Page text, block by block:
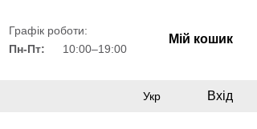
Графік роботи:
Пн-Пт:
10:00–19:00
Мій кошик
Укр Вхід